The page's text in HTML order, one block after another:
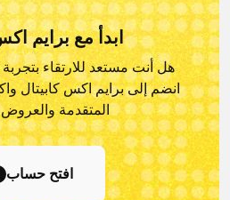
ابدأ مع برايم
هل أنت مستعد للارتقاء
انضم إلى برايم اكس كابيتال و
المتقدمة
افتح حساب